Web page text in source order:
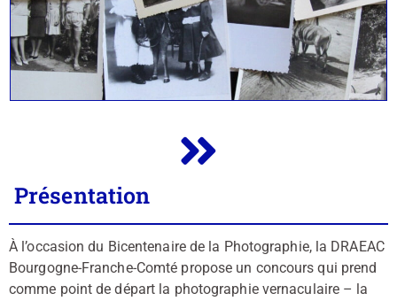
Présentation
À l’occasion du Bicentenaire de la Photographie, la DRAEAC
Bourgogne-Franche-Comté propose un concours qui prend
comme point de départ la photographie vernaculaire – la